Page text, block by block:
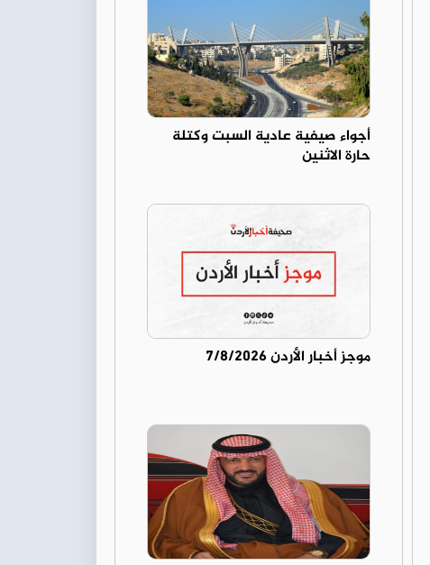
أجواء صيفية عادية السبت وكتلة
حارة الاثنين
موجز أخبار الأردن 7/8/2026